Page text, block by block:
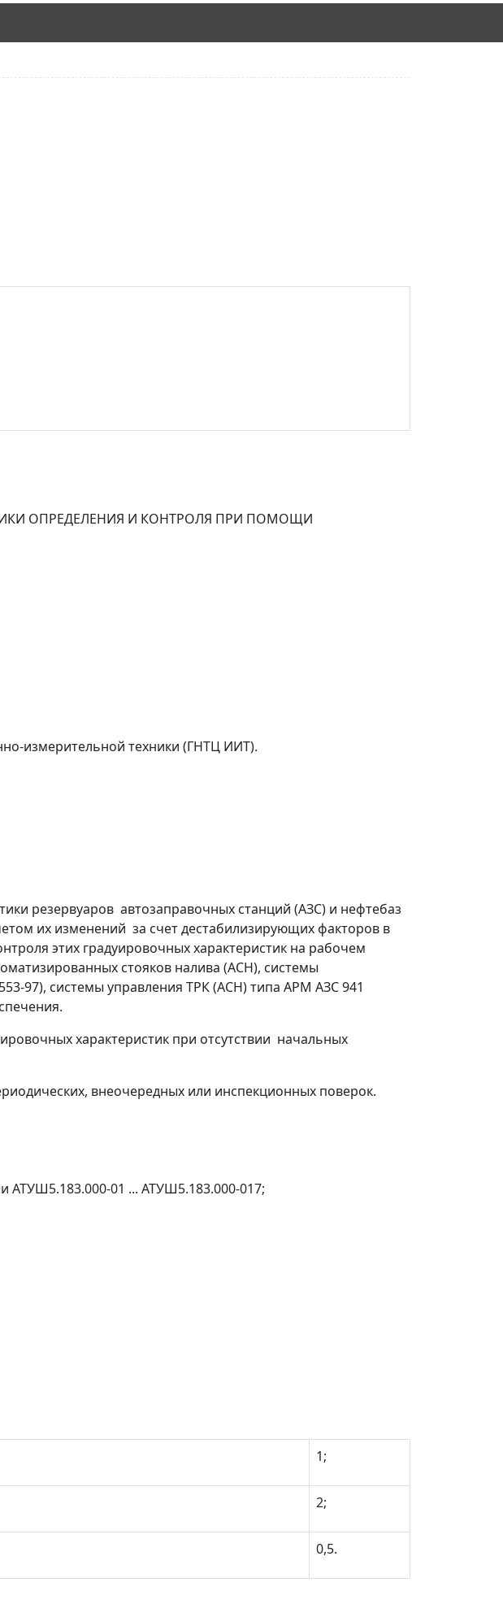
ОПРЕДЕЛЕНИЯ И КОНТРОЛЯ ПРИ ПОМОЩИ
измерительной техники (ГНТЦ ИИТ).
резервуаров автозаправочных станций (АЗС) и нефтебаз
их изменений за счет дестабилизирующих факторов в
этих градуировочных характеристик на рабочем
стояков налива (АСН), системы
97), системы управления ТРК (АСН) типа АРМ АЗС 941
характеристик при отсутствии начальных
внеочередных или инспекционных поверок.
АТУШ5.183.000-01 ... АТУШ5.183.000-017;
1;
2;
0,5.